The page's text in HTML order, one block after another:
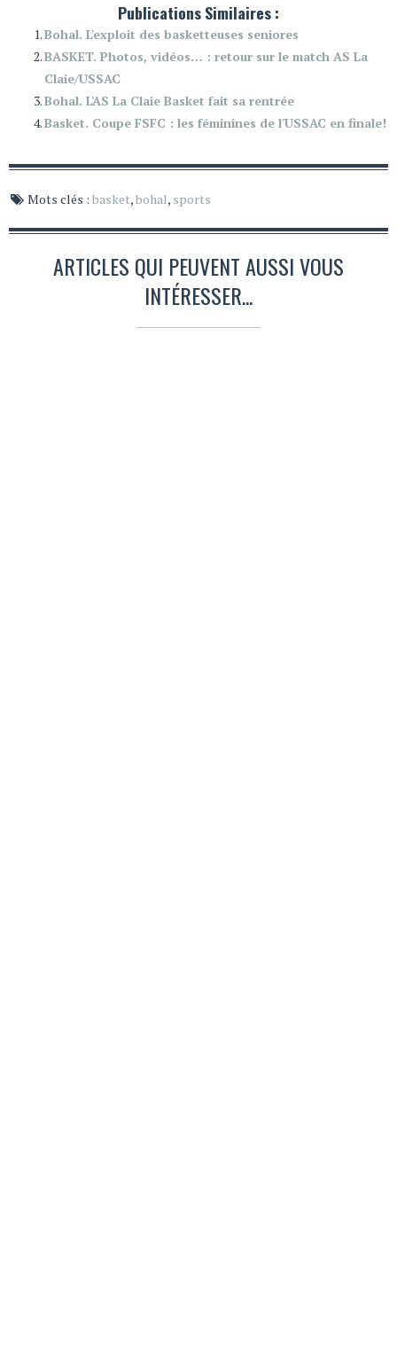
Publications Similaires :
Bohal. L'exploit des basketteuses seniores
BASKET. Photos, vidéos… : retour sur le match AS La
Claie/USSAC
Bohal. L'AS La Claie Basket fait sa rentrée
Basket. Coupe FSFC : les féminines de l'USSAC en finale!
Mots clés : basket,bohal, sports
ARTICLES QUI PEUVENT AUSSI VOUS
INTÉRESSER...